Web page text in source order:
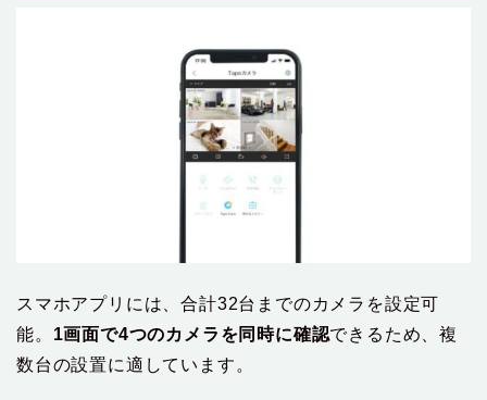
スマホアプリには、合計32台までのカメラを設定可
能。 1画面で4つのカメラを同時に確認できるため、複
数台の設置に適しています。